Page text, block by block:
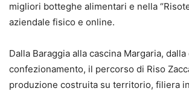
migliori botteghe alimentari e nella
aziendale fisico e online.
Dalla Baraggia alla cascina Margaria,
confezionamento, il percorso di Riso
produzione costruita su territorio, filiera